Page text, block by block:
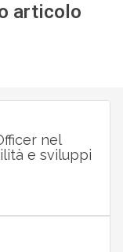
articolo
nel
e sviluppi